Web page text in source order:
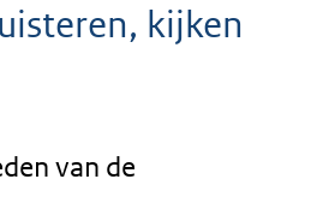
kijken
van de